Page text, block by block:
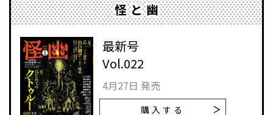
怪と幽
最新号
Vol.022
4月27日 発売
購入する